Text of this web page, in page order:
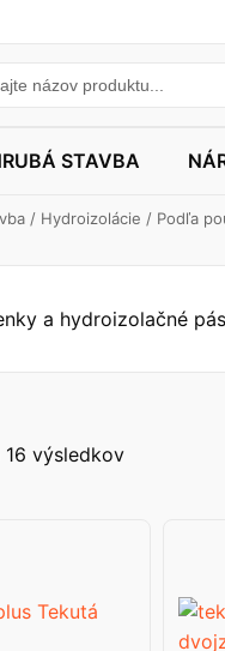
STAVBA
/ Hydroizolácie / Podľa
a hydroizolačné
16 výsledkov